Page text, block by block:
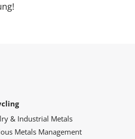
& Industrial Metals
Metals Management